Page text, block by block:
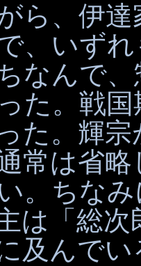
ら、伊達
、いず
なんで
た。戦
た。輝
常は省
。ちな
は「総
及んでい